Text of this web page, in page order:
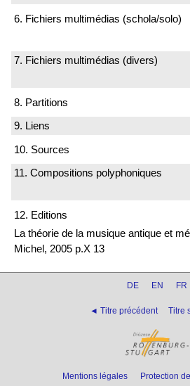
6. Fichiers multimédias (schola/solo)
7. Fichiers multimédias (divers)
8. Partitions
9. Liens
10. Sources
11. Compositions polyphoniques
12. Editions
La théorie de la musique antique et
Michel, 2005 p.X 13
DE EN FR
◄ Titre précédent Titre
Mentions légales Protection